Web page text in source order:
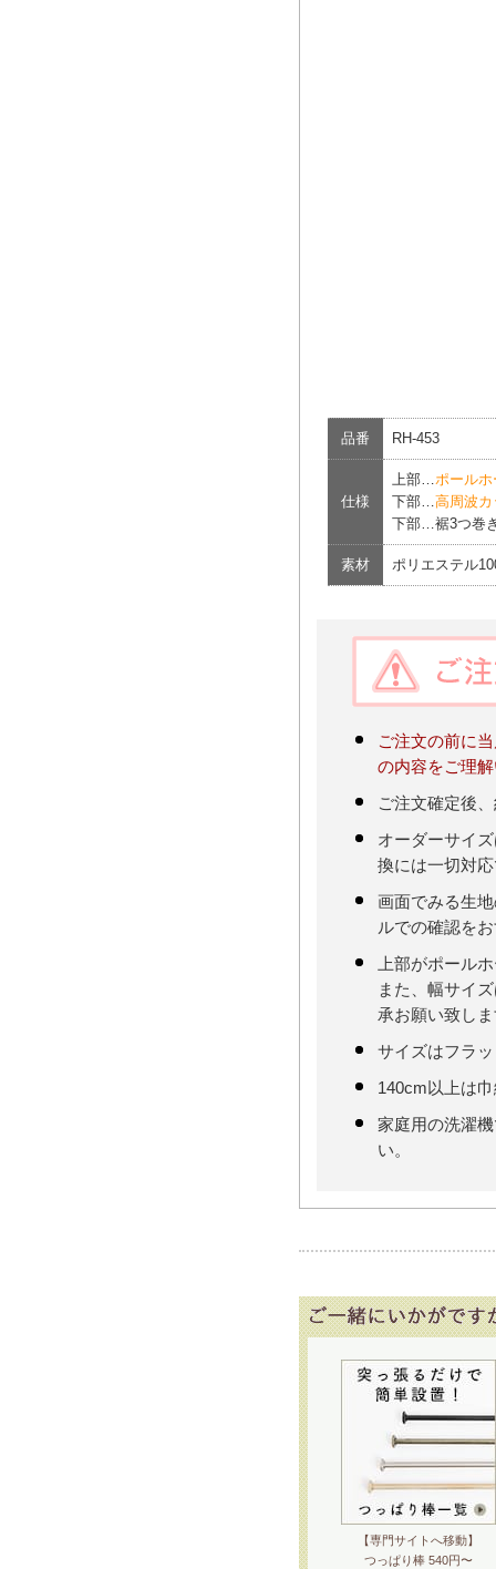
品番 RH-453
仕様
上部… ポール
下部… 高周波
下部…裾3つ巻
素材 ポリエステル
ご注文の前に
の内容をご理
ご注文確定後
オーダーサイ
換には一切対
画面でみる生
ルでの確認を
上部がポール
また、幅サイ
承お願い致し
サイズはフラ
140cm以上は
家庭用の洗濯
い。
【専門サイトへ移動】
つっぱり棒 540円〜